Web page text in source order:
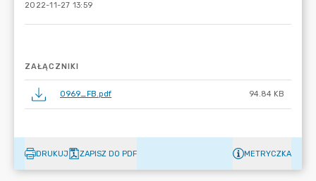
2022-11-27 13:59
ZAŁĄCZNIKI
0969_FB.pdf 94.84 KB
DRUKUJ ZAPISZ DO PDF METRYCZKA